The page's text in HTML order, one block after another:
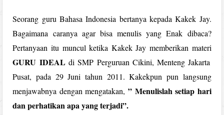
Seorang guru Bahasa Indonesia bertanya kepada Kakek Jay.
Bagaimana caranya agar bisa menulis yang Enak dibaca?
Pertanyaan itu muncul ketika Kakek Jay memberikan materi
GURU IDEAL di SMP Perguruan Cikini, Menteng Jakarta
Pusat, pada 29 Juni tahun 2011. Kakekpun pun langsung
menjawabnya dengan mengatakan, ” Menulislah setiap hari
dan perhatikan apa yang terjadi”.